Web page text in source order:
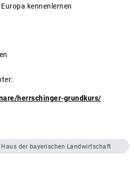
kennenlernen
herrschinger-grundkurs/
Haus der bayerischen Landwirtschaft